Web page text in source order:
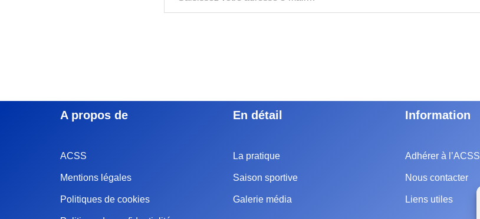
A propos de
ACSS
Mentions légales
Politiques de cookies
En détail
La pratique
Saison sportive
Galerie média
Information
Adhérer à l’ACSS
Nous contacter
Liens utiles